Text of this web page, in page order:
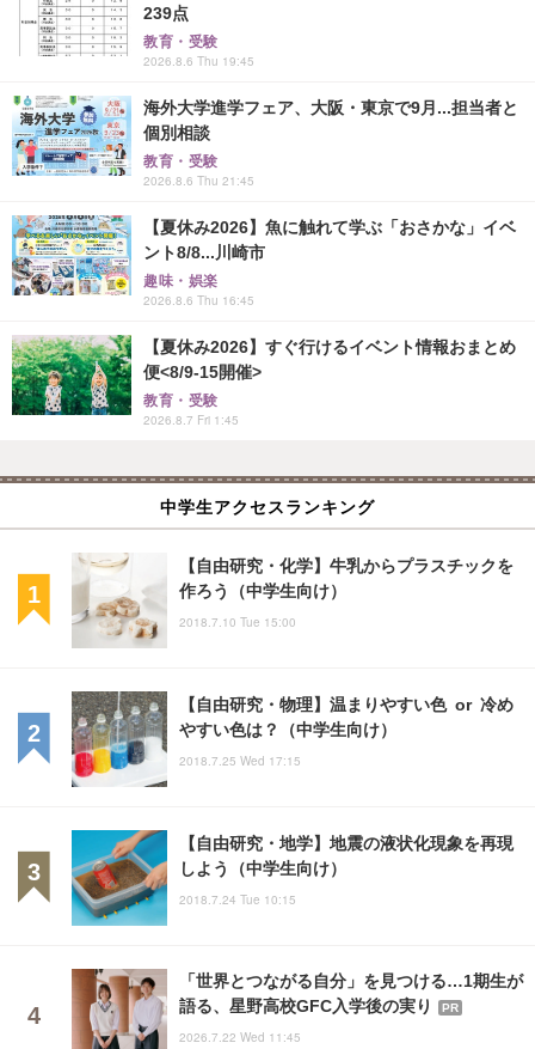
239点
教育・受験
2026.8.6 Thu 19:45
海外大学進学フェア、大阪・東京で9月...担当者と
個別相談
教育・受験
2026.8.6 Thu 21:45
【夏休み2026】魚に触れて学ぶ「おさかな」イベ
ント8/8...川崎市
趣味・娯楽
2026.8.6 Thu 16:45
【夏休み2026】すぐ行けるイベント情報おまとめ
便<8/9-15開催>
教育・受験
2026.8.7 Fri 1:45
中学生アクセスランキング
【自由研究・化学】牛乳からプラスチックを
作ろう（中学生向け）
2018.7.10 Tue 15:00
【自由研究・物理】温まりやすい色 or 冷め
やすい色は？（中学生向け）
2018.7.25 Wed 17:15
【自由研究・地学】地震の液状化現象を再現
しよう（中学生向け）
2018.7.24 Tue 10:15
「世界とつながる自分」を見つける…1期生が
語る、星野高校GFC入学後の実り
PR
2026.7.22 Wed 11:45